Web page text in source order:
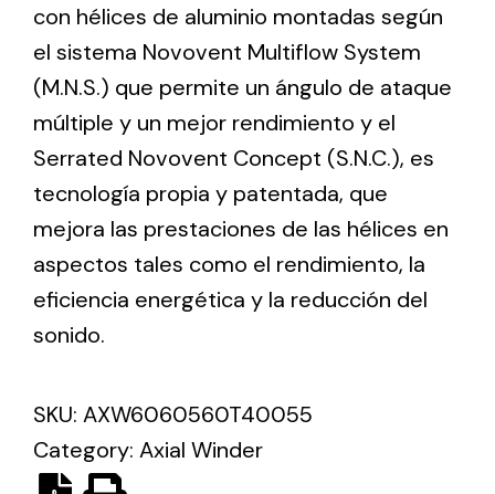
The incorporation of Novovent into the group
meant a greater offer of ventilation products for
different uses
Iluminación Solar
de necesidades.
Solar lighting
con hélices de aluminio montadas según
el sistema Novovent Multiflow System
(M.N.S.) que permite un ángulo de ataque
múltiple y un mejor rendimiento y el
Serrated Novovent Concept (S.N.C.), es
tecnología propia y patentada, que
mejora las prestaciones de las hélices en
aspectos tales como el rendimiento, la
eficiencia energética y la reducción del
sonido.
SKU: AXW6060560T40055
Category: Axial Winder